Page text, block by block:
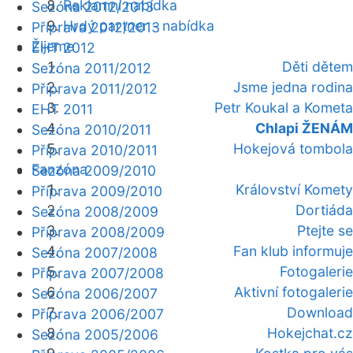
Reklamní nabídka
Hrdý partner - nabídka
Žijeme
Děti dětem
Jsme jedna rodina
Petr Koukal a Kometa
Chlapi ŽENÁM
Hokejová tombola
Fanzóna
Království Komety
Dortiáda
Ptejte se
Fan klub informuje
Fotogalerie
Aktivní fotogalerie
Download
Hokejchat.cz
Sezóna 2012/2013
Příprava 2012/2013
EHT 2012
Sezóna 2011/2012
Příprava 2011/2012
EHT 2011
Sezóna 2010/2011
Příprava 2010/2011
Sezóna 2009/2010
Příprava 2009/2010
Sezóna 2008/2009
Příprava 2008/2009
Sezóna 2007/2008
Příprava 2007/2008
Sezóna 2006/2007
Příprava 2006/2007
Sezóna 2005/2006